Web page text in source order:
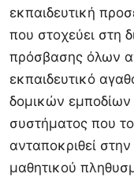
εκπαιδευτική
που στοχεύει στη
πρόσβασης όλων
εκπαιδευτικό
δομικών
συστήματος που
ανταποκριθεί
μαθητικού